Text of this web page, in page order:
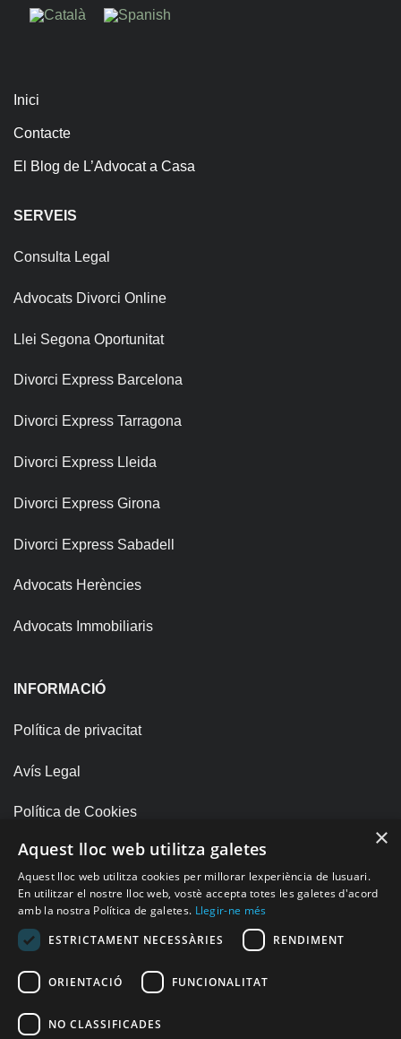
Inici
Contacte
El Blog de L’Advocat a Casa
SERVEIS
Consulta Legal
Advocats Divorci Online
Llei Segona Oportunitat
Divorci Express Barcelona
Divorci Express Tarragona
Divorci Express Lleida
Divorci Express Girona
Divorci Express Sabadell
Advocats Herències
Advocats Immobiliaris
INFORMACIÓ
Política de privacitat
Avís Legal
Política de Cookies
SOCIAL
Facebook
Instagram
×
Aquest lloc web utilitza galetes
Aquest lloc web utilitza cookies per millorar lexperiència de lusuari.
En utilitzar el nostre lloc web, vostè accepta totes les galetes d'acord
amb la nostra Política de galetes. Llegir-ne més
ESTRICTAMENT NECESSÀRIES
RENDIMENT
ORIENTACIÓ FUNCIONALITAT
NO CLASSIFICADES